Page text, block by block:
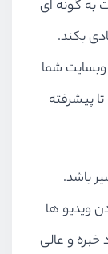
به گونه ای
بکند.
شما
پیشرفته
باشد.
ویدیو ها
و عالی